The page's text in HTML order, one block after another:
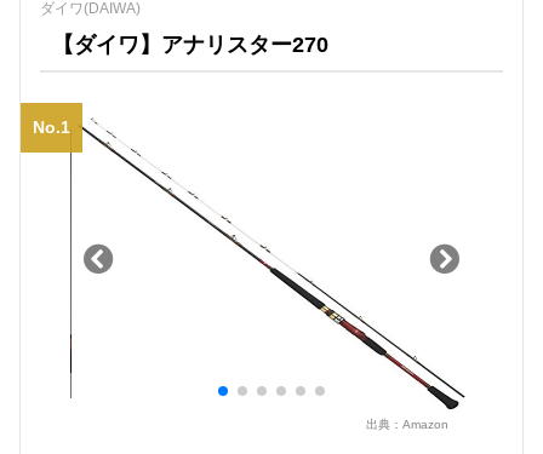
ダイワ(DAIWA)
【ダイワ】アナリスター270
No.1
出典： Amazon